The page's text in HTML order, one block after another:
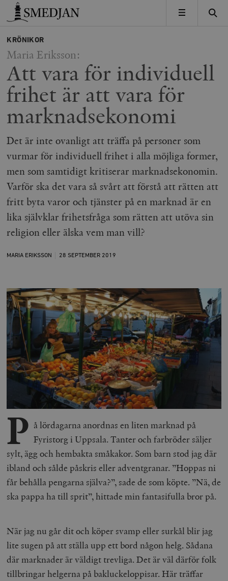
Timbro
MENY
KRÖNIKOR
Maria Eriksson:
Att vara för individuell
frihet är att vara för
marknadsekonomi
Det är inte ovanligt att träffa på personer som
vurmar för individuell frihet i alla möjliga former,
men som samtidigt kritiserar marknadsekonomin.
Varför ska det vara så svårt att förstå att rätten att
fritt byta varor och tjänster på en marknad är en
lika självklar frihetsfråga som rätten att utöva sin
religion eller älska vem man vill?
MARIA ERIKSSON 28 SEPTEMBER 2019
P å lördagarna anordnas en liten marknad på
Fyristorg i Uppsala. Tanter och farbröder säljer
sylt, ägg och hembakta småkakor. Som barn stod jag där
ibland och sålde påskris eller adventgranar. ”Hoppas ni
får behålla pengarna själva?”, sade de som köpte. ”Nä, de
ska pappa ha till sprit”, hittade min fantasifulla bror på.
När jag nu går dit och köper svamp eller surkål blir jag
lite sugen på att ställa upp ett bord någon helg. Sådana
där marknader är väldigt trevliga. Det är väl därför folk
tillbringar helgerna på bakluckeloppisar. Här träffar